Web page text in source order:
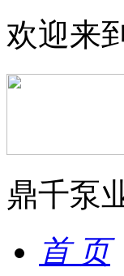
欢迎来
鼎千泵
首 页